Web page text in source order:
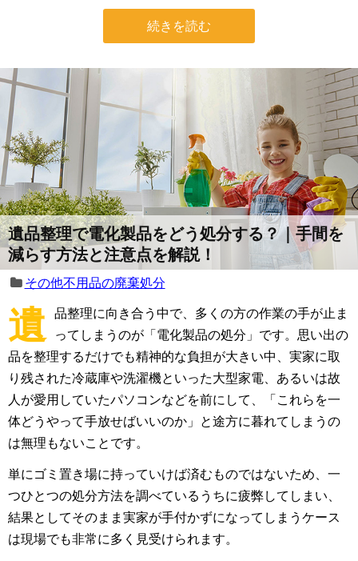
続きを読む
遺品整理で電化製品をどう処分する？｜手間を
減らす方法と注意点を解説！
その他不用品の廃棄処分
遺
品整理に向き合う中で、多くの方の作業の手が止ま
ってしまうのが「電化製品の処分」です。思い出の
品を整理するだけでも精神的な負担が大きい中、実家に取
り残された冷蔵庫や洗濯機といった大型家電、あるいは故
人が愛用していたパソコンなどを前にして、「これらを一
体どうやって手放せばいいのか」と途方に暮れてしまうの
は無理もないことです。
単にゴミ置き場に持っていけば済むものではないため、一
つひとつの処分方法を調べているうちに疲弊してしまい、
結果としてそのまま実家が手付かずになってしまうケース
は現場でも非常に多く見受けられます。